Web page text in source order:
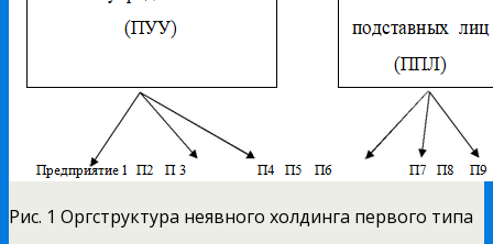
Рис. 1 Оргструктура неявного холдинга первого типа